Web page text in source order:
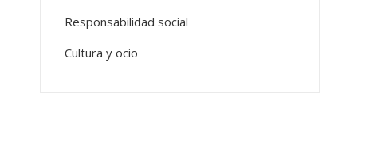
Responsabilidad social
Cultura y ocio